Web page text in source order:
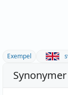
Exempel